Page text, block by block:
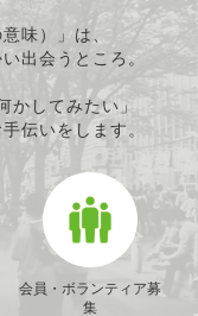
味）」は、
出会うところ。
かしてみたい」
伝いをします。
会員・ボランティア募
集